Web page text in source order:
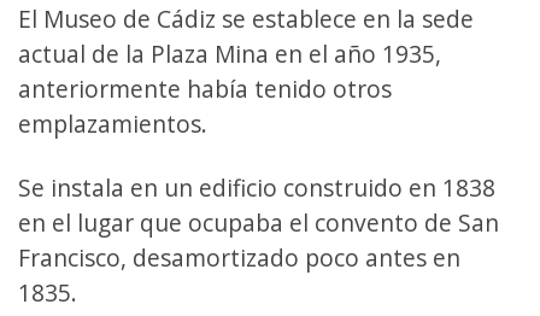
El Museo de Cádiz se establece en la sede
actual de la Plaza Mina en el año 1935,
anteriormente había tenido otros
emplazamientos.
Se instala en un edificio construido en 1838
en el lugar que ocupaba el convento de San
Francisco, desamortizado poco antes en
1835.